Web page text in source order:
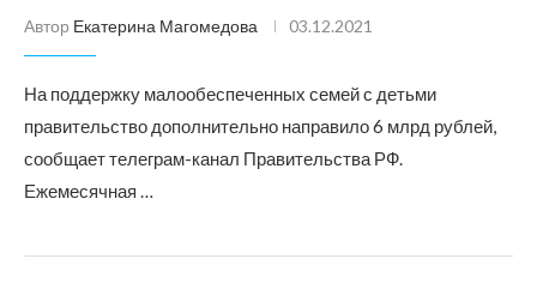
Автор Екатерина Магомедова 03.12.2021
На поддержку малообеспеченных семей с детьми
правительство дополнительно направило 6 млрд рублей,
сообщает телеграм-канал Правительства РФ.
Ежемесячная …